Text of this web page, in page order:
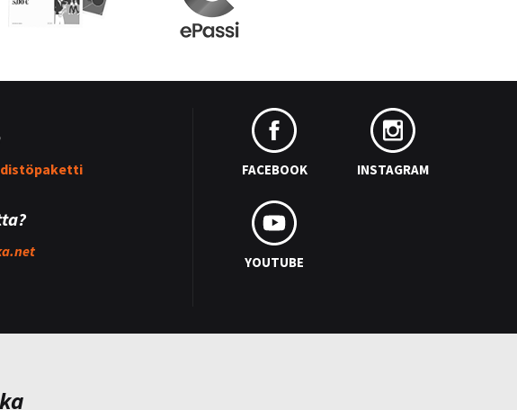
FACEBOOK INSTAGRAM
YOUTUBE